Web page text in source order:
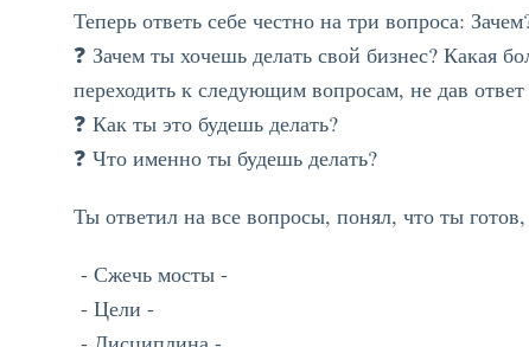
Теперь ответь себе честно на три вопроса:
❓ Зачем ты хочешь делать свой бизнес? Какая
переходить к следующим вопросам, не дав ответ
❓ Как ты это будешь делать?
❓ Что именно ты будешь делать?
Ты ответил на все вопросы, понял, что ты
- Сжечь мосты -
- Цели -